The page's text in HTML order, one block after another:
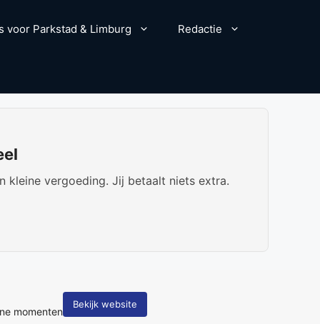
voor Parkstad & Limburg Redactie
kleine vergoeding. Jij betaalt niets extra.
momenten
Bekijk website